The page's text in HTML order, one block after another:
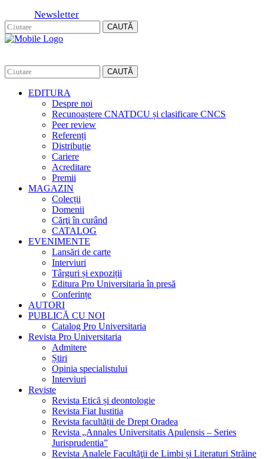
Newsletter
CAUTĂ
CAUTĂ
EDITURA
Despre noi
Recunoaștere CNATDCU și clasificare CNCS
Peer review
Referenți
Distribuție
Cariere
Acreditare
Premii
MAGAZIN
Colecții
Domenii
Cărţi în curând
CATALOG
EVENIMENTE
Lansări de carte
Interviuri
Târguri și expoziții
Editura Pro Universitaria în presă
Conferințe
AUTORI
PUBLICĂ CU NOI
Catalog Pro Universitaria
Revista Pro Universitaria
Admitere
Știri
Opinia specialistului
Interviuri
Reviste
Revista Etică și deontologie
Revista Fiat Iustitia
Revista facultății de Drept Oradea
Revista „Annales Universitatis Apulensis – Series
Jurisprudentia”
Revista Analele Facultăţii de Limbi și Literaturi Străine